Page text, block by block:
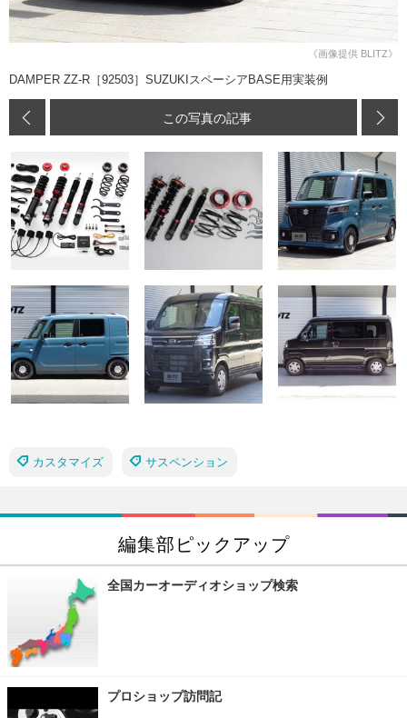
《画像提供 BLITZ》
DAMPER ZZ-R［92503］SUZUKIスペーシアBASE用実装例
この写真の記事
カスタマイズ サスペンション
編集部ピックアップ
全国カーオーディオショップ検索
プロショップ訪問記